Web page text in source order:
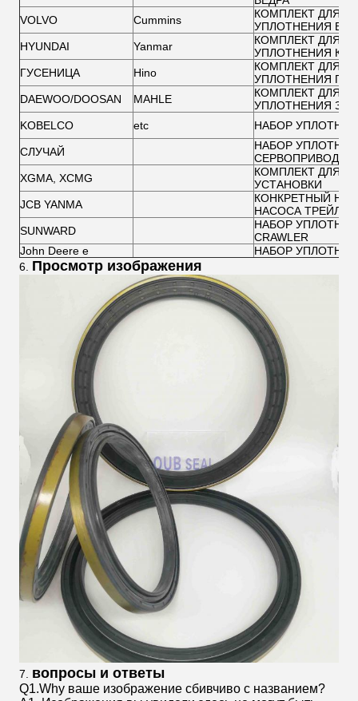
VOLVO
Cummins
КОМПЛЕКТ ДЛЯ
УПЛОТНЕНИЯ
HYUNDAI
Yanmar
КОМПЛЕКТ ДЛЯ
УПЛОТНЕНИЯ
ГУСЕНИЦА
Hino
КОМПЛЕКТ ДЛЯ
УПЛОТНЕНИЯ
DAEWOO/DOOSAN
MAHLE
КОМПЛЕКТ ДЛЯ
УПЛОТНЕНИЯ
KOBELCO
etc НАБОР
СЛУЧАЙ
НАБОР
СЕРВОПРИВОДА
XGMA, XCMG
КОМПЛЕКТ ДЛЯ
УСТАНОВКИ
JCB YANMA
КОНКРЕТНЫЙ
НАСОСА
SUNWARD
НАБОР
CRAWLER
John Deere e
НАБОР
6. Просмотр изображения
7. вопросы и ответы
Q1.Why ваше изображение сбивчиво с названием?